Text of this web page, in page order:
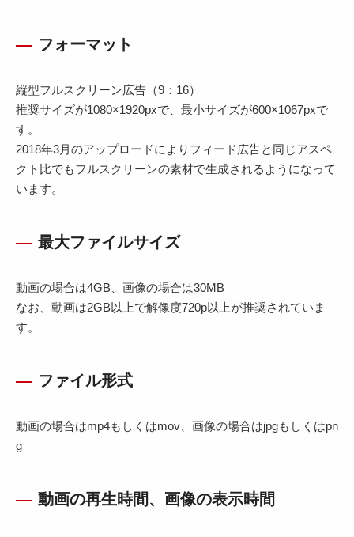
フォーマット
縦型フルスクリーン広告（9：16）
推奨サイズが1080×1920pxで、最小サイズが600×1067pxで
す。
2018年3月のアップロードによりフィード広告と同じアスペ
クト比でもフルスクリーンの素材で生成されるようになって
います。
最大ファイルサイズ
動画の場合は4GB、画像の場合は30MB
なお、動画は2GB以上で解像度720p以上が推奨されていま
す。
ファイル形式
動画の場合はmp4もしくはmov、画像の場合はjpgもしくはpn
g
動画の再生時間、画像の表示時間